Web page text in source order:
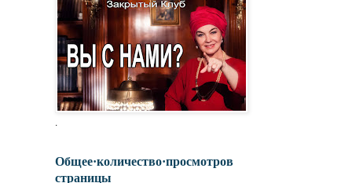
.
Общее·количество·просмотров
страницы